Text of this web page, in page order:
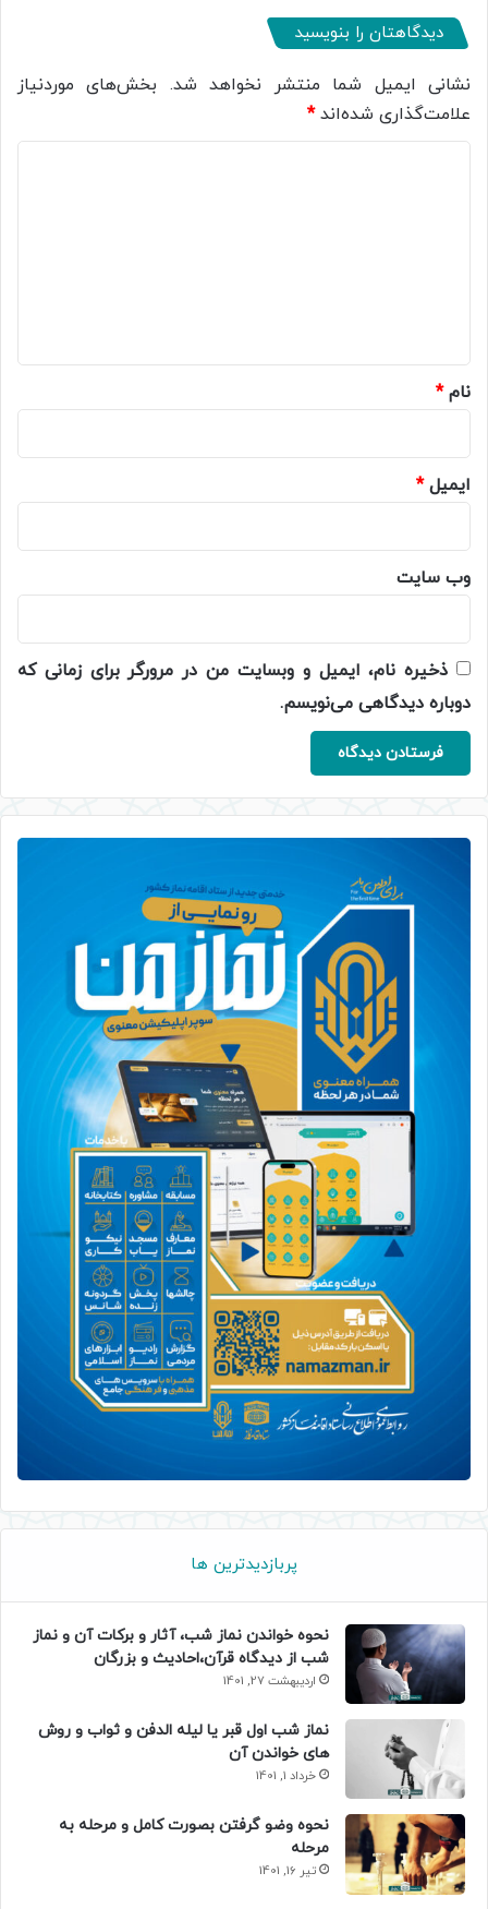
دیدگاهتان را بنویسید
نشانی ایمیل شما منتشر نخواهد شد. بخش‌های موردنیاز
علامت‌گذاری شده‌اند*
نام*
ایمیل*
وب‌ سایت
ذخیره نام، ایمیل و وبسایت من در مرورگر برای زمانی که
دوباره دیدگاهی می‌نویسم.
پربازدیدترین ها
نحوه خواندن نماز شب، آثار و برکات آن و نماز
شب از دیدگاه قرآن،احادیث و بزرگان
اردیبهشت 27, 1401
نماز شب اول قبر یا لیله الدفن و ثواب و روش
های خواندن آن
خرداد 1, 1401
نحوه وضو گرفتن بصورت کامل و مرحله به
مرحله
تیر 16, 1401